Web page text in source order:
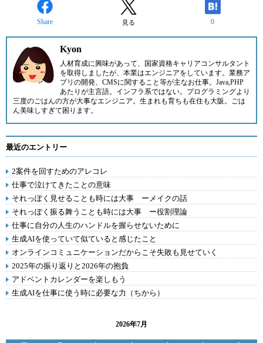
Share 見る 0
Kyon
人材育成に興味があって、国家資格キャリアコンサルタント
を取得しましたが、本業はエンジニアをしています。業務ア
プリの開発、CMSに関すること等が主なお仕事。Java,PHP
あたりが主言語。インフラ系ではない。プログラミングより
三度のごはんの方が大事なエンジニア。生まれも育ちも在住も大阪。ごは
ん美味しすぎて困ります。
最近のエントリー
2案件を回すためのアレコレ
仕事で泣けてきたことの意味
それっぽく見せることも時には大事 ーメイクの話
それっぽく振る舞うことも時には大事 ー役割理論
仕事に自分の人生のハンドルを握らせないために
生成AIを使っていて似ていると感じたこと
オンラインコミュニケーションだからこそ失敗も見せていく
2025年の振り返りと2026年の抱負
アドベントカレンダーを楽しもう
生成AIを仕事に使う時に必要な力（ちから）
2026年7月